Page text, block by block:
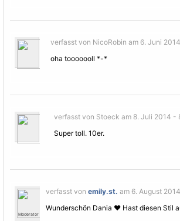
verfasst von NicoRobin am 6. Juni
oha tooooooll *-*
verfasst von Stoeck am 8. Juli 2014 -
Super toll. 10er.
Moderator
verfasst von emily.st. am 6. August
Wunderschön Dania ♥ Hast diesen Stil